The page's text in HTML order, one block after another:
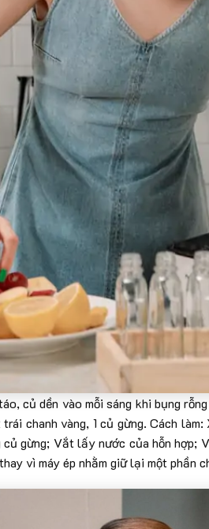
củ dền vào mỗi sáng khi bụng
chanh vàng, 1 củ gừng. Cách
gừng; Vắt lấy nước của hỗn hợp;
vì máy ép nhằm giữ lại một phần